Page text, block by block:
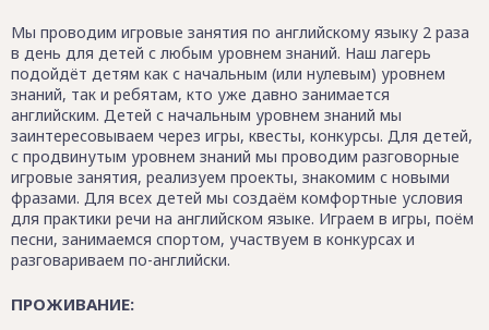
Мы проводим игровые занятия по английскому языку 2 раза
в день для детей с любым уровнем знаний. Наш лагерь
подойдёт детям как с начальным (или нулевым) уровнем
знаний, так и ребятам, кто уже давно занимается
английским. Детей с начальным уровнем знаний мы
заинтересовываем через игры, квесты, конкурсы. Для детей,
с продвинутым уровнем знаний мы проводим разговорные
игровые занятия, реализуем проекты, знакомим с новыми
фразами. Для всех детей мы создаём комфортные условия
для практики речи на английском языке. Играем в игры, поём
песни, занимаемся спортом, участвуем в конкурсах и
разговариваем по-английски.
ПРОЖИВАНИЕ: